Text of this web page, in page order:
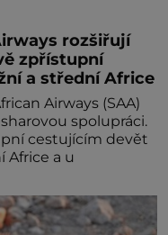
rozšiřují
zpřístupní
a střední Africe
Airways (SAA)
spolupráci.
cestujícím devět
Africe a u